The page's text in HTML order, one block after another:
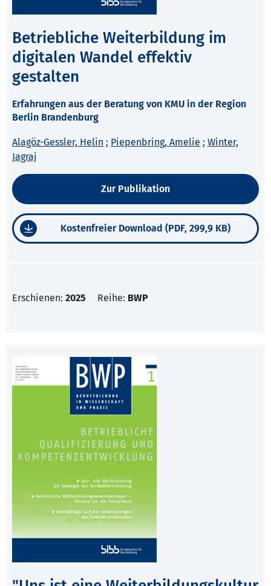
Betriebliche Weiterbildung im
digitalen Wandel effektiv
gestalten
Erfahrungen aus der Beratung von KMU in der Region
Berlin Brandenburg
Alagöz-Gessler, Helin ; Piepenbring, Amelie ; Winter,
Jagraj
Zur Publikation
Kostenfreier Download (PDF, 299,9 KB)
Erschienen: 2025 Reihe: BWP